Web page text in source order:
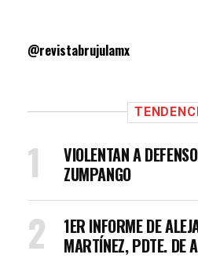
@revistabrujulamx
VIOLENTAN A
ZUMPANGO
1ER INFORME DE
MARTÍNEZ, PDTE. DE